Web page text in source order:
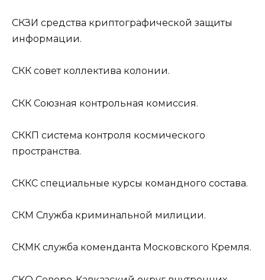
СКЗИ средства криптографической защиты
информации.
СКК совет коллектива колонии.
СКК Союзная контрольная комиссия.
СККП система контроля космического
пространства.
СККС специальные курсы командного состава.
СКМ Служба криминальной милиции.
СКМК служба коменданта Московского Кремля.